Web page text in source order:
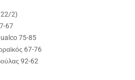
22/2)
67
75-85
67-76
92-62